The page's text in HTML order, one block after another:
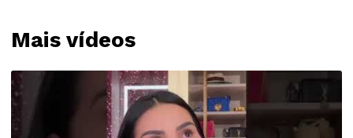
Mais vídeos